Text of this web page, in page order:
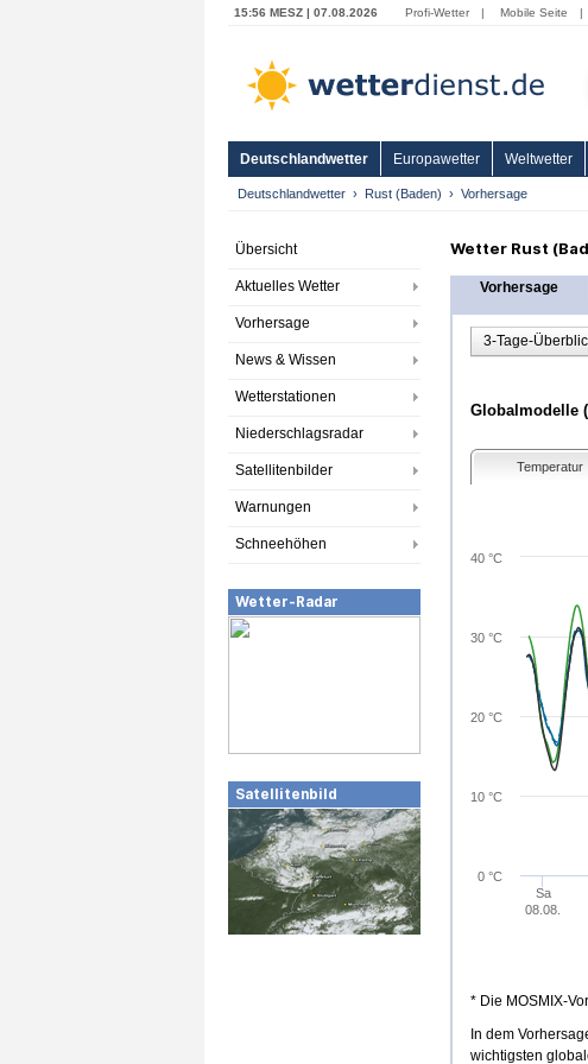
15:56 MESZ | 07.08.2026 Profi-Wetter | Mobile Seite |
Deutschlandwetter Europawetter Weltwetter
Deutschlandwetter Rust (Baden) Vorhersage
Übersicht
Aktuelles Wetter
Vorhersage
News & Wissen
Wetterstationen
Niederschlagsradar
Satellitenbilder
Warnungen
Schneehöhen
Wetter-Radar
Satellitenbild
Wetter Rust
Vorhersage
3-Tage-
Globalmodelle
Temperatur
Sa
08.08.
0 °C
10 °C
20 °C
30 °C
40 °C
28
31
28
31
28
31
* Die MOSMIX-
In dem
wichtigsten